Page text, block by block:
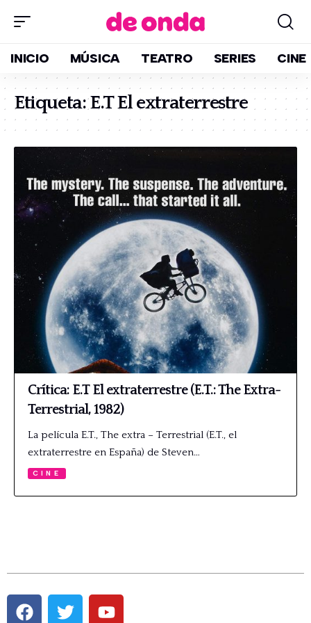
INICIO MÚSICA TEATRO SERIES CINE
Etiqueta:E.T El extraterrestre
Crítica: E.T El extraterrestre (E.T.: The Extra-
Terrestrial, 1982)
La película E.T., The extra – Terrestrial (E.T., el
extraterrestre en España) de Steven…
CINE